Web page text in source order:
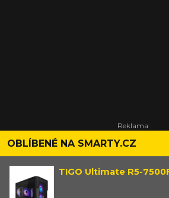
OBLÍBENÉ NA SMARTY.CZ
TIGO Ultimate R5-